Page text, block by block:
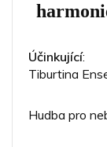
Účinkující:
Tiburtina
Hudba pro